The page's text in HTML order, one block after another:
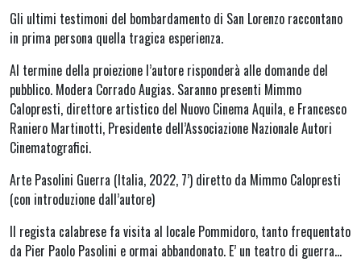
Gli ultimi testimoni del bombardamento di San Lorenzo raccontano
in prima persona quella tragica esperienza.
Al termine della proiezione l’autore risponderà alle domande del
pubblico. Modera Corrado Augias. Saranno presenti Mimmo
Calopresti, direttore artistico del Nuovo Cinema Aquila, e Francesco
Raniero Martinotti, Presidente dell’Associazione Nazionale Autori
Cinematografici.
Arte Pasolini Guerra (Italia, 2022, 7’) diretto da Mimmo Calopresti
(con introduzione dall’autore)
Il regista calabrese fa visita al locale Pommidoro, tanto frequentato
da Pier Paolo Pasolini e ormai abbandonato. E’ un teatro di guerra…